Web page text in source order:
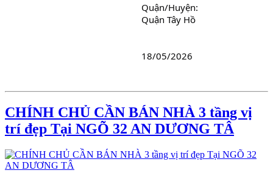
Quận/Huyện:
Quận Tây Hồ
18/05/2026
CHÍNH CHỦ CẦN BÁN NHÀ 3 tầng vị
trí đẹp Tại NGÕ 32 AN DƯƠNG TÂ